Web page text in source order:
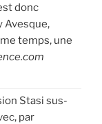
donc
Avesque,
temps, une
Stasi sus-
par